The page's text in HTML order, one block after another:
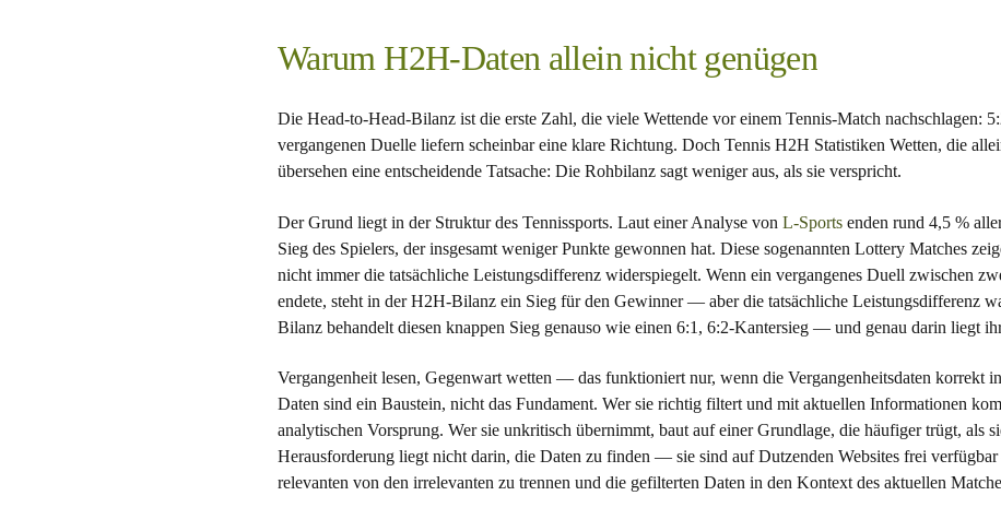
Warum H2H-Daten allein nicht genügen
Die Head-to-Head-Bilanz ist die erste Zahl, die viele Wettende vor einem Tennis-Match nachschlagen:
vergangenen Duelle liefern scheinbar eine klare Richtung. Doch Tennis H2H Statistiken Wetten, die
übersehen eine entscheidende Tatsache: Die Rohbilanz sagt weniger aus, als sie verspricht.
Der Grund liegt in der Struktur des Tennissports. Laut einer Analyse von L-Sports enden rund 4,5 %
Sieg des Spielers, der insgesamt weniger Punkte gewonnen hat. Diese sogenannten Lottery Matches
nicht immer die tatsächliche Leistungsdifferenz widerspiegelt. Wenn ein vergangenes Duell zwischen
endete, steht in der H2H-Bilanz ein Sieg für den Gewinner — aber die tatsächliche Leistungsdifferenz
Bilanz behandelt diesen knappen Sieg genauso wie einen 6:1, 6:2-Kantersieg — und genau darin liegt
Vergangenheit lesen, Gegenwart wetten — das funktioniert nur, wenn die Vergangenheitsdaten korrekt
Daten sind ein Baustein, nicht das Fundament. Wer sie richtig filtert und mit aktuellen Informationen
analytischen Vorsprung. Wer sie unkritisch übernimmt, baut auf einer Grundlage, die häufiger trügt, als
Herausforderung liegt nicht darin, die Daten zu finden — sie sind auf Dutzenden Websites frei
relevanten von den irrelevanten zu trennen und die gefilterten Daten in den Kontext des aktuellen